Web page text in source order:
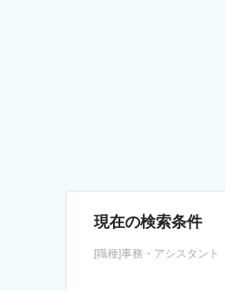
現在の検索条件
[職種]事務・アシスタント